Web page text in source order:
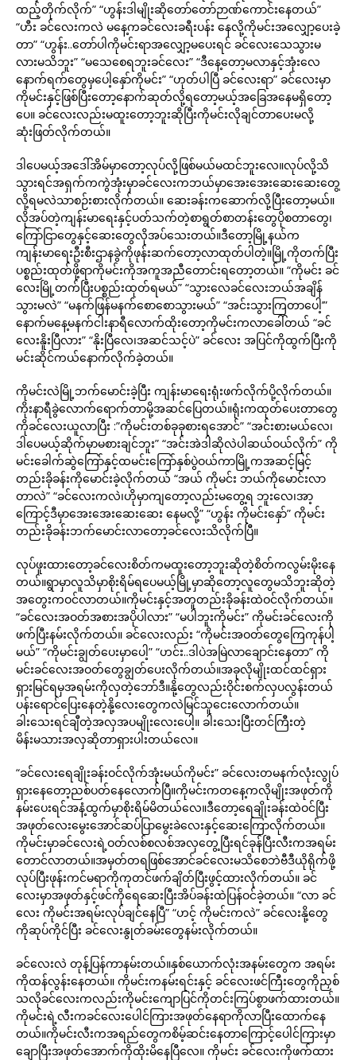
ထည့်တိုက်လိုက်” “ဟွန်းဒါမျိုးဆိုတော်တော်ဉာဏ်ကောင်းနေတယ်”
“ဟီး ခင်လေးကလဲ မနေ့ကခင်လေးခရီးပန်း နေလို့ကိုမင်းအလျှော့ပေးခဲ့
တာ” “ဟွန်း..တော်ပါကိုမင်းရာအလျှော့မပေးရင် ခင်လေးသေသွားမ
လားမသိဘူး” “မသေစေရဘူးခင်လေး” “ဒီနေ့တော့မလာနှင့်အုံးလေ
နောက်ရက်တွေမှပေါ့နှော်ကိုမင်း” “ဟုတ်ပါပြီ ခင်လေးရာ” ခင်လေးမှာ
ကိုမင်းနှင့်ဖြစ်ပြီးတော့နောက်ဆုတ်လို့ရတော့မယ့်အခြေအနေမရှိတော့
ပေ။ ခင်လေးလည်းမထူးတော့ဘူးဆိုပြီးကိုမင်းလိုချင်တာပေးမလို့
ဆုံးဖြတ်လိုက်တယ်။
ဒါပေမယ့်အဒေါ်အိမ်မှာတော့လုပ်လို့ဖြစ်မယ်မထင်ဘူးလေ။လုပ်လို့သိ
သွားရင်အရှက်ကကွဲအုံးမှာခင်လေးကဘယ်မှာအေးအေးဆေးဆေးတွေ့
လို့ရမလဲသာစဉ်းစားလိုက်တယ်။ ဆေးခန်းကဆောက်လို့ပြီးတော့မယ်။
လိုအပ်တဲ့ကျန်းမာရေးနှင့်ပတ်သက်တဲ့စာရွတ်စာတန်းတွေပိုစတာတွေ၊
ကြော်ငြာတွေနှင့်ဆေးတွေလိုအပ်သေးတယ်။ဒီတော့မြို့နယ်က
ကျန်းမာရေးဦးစီးဌာနခွဲကိုဖုန်းဆက်တော့လာထုတ်ပါတဲ့။မြို့ကိုတက်ပြီး
ပစ္စည်းထုတ်ဖို့ရာကိုမင်းကိုအကူအညီတောင်းရတော့တယ်။ “ကိုမင်း ခင်
လေးမြို့တက်ပြီးပစ္စည်းထုတ်ရမယ်” “သွားလေခင်လေးဘယ်အချိန်
သွားမလဲ” “မနက်ဖြန်မနက်စောစောသွားမယ်” “အင်းသွားကြတာပေါ့’”
နောက်မနေ့မနက်ငါးနာရီလောက်ထိုးတော့ကိုမင်းကလာခေါ်တယ် “ခင်
လေးနိူးပြီလား” “နိုးပြီလေ၊အဆင်သင့်ပဲ” ခင်လေး အပြင်ကိုထွက်ပြီးကို
မင်းဆိုင်ကယ်နောက်လိုက်ခဲ့တယ်။
ကိုမင်းလဲမြို့ဘက်မောင်းခဲ့ပြီး ကျန်းမာရေးရုံးဖက်လိုက်ပို့လိုက်တယ်။
ကိုးနာရီခွဲလောက်ရောက်တာမို့အဆင်ပြေတယ်။ရုံးကထုတ်ပေးတာတွေ
ကိုခင်လေးယူလာပြီး :”ကိုမင်းတစ်ခုခုစားရအောင်” “အင်းစားမယ်လေ၊
ဒါပေမယ့်ဆိုက်မှာမစားချင်ဘူး” “အင်းအဲဒါဆိုလဲပါဆယ်ဝယ်လိုက်” ကို
မင်းခေါက်ဆွဲကြော်နှင့်ထမင်းကြော်နှစ်ပွဲဝယ်ကာမြို့ကအဆင့်မြင့်
တည်းခိုခန်းကိုမောင်းခဲ့လိုက်တယ် “အယ် ကိုမင်း ဘယ်ကိုမောင်းလာ
တာလဲ” “ခင်လေးကလဲ၊ဟိုမှာကျတော့လည်းမတွေ့ရ ဘူးလေ၊အာ့
ကြောင့်ဒီမှာအေးအေးဆေးဆေး နေမလို့” “ဟွန်း ကိုမင်းနှော်” ကိုမင်း
တည်းခိုခန်းဘက်မောင်းလာတော့ခင်လေးသိလိုက်ပြီ။
လုပ်ဖူးထားတော့ခင်လေးစိတ်ကမထူးတော့ဘူးဆိုတဲ့စိတ်ကလွမ်းမိုးနေ
တယ်။ရွာမှာလူသိမှာစိုးရိမ်ရပေမယ့်မြို့မှာဆိုတော့လူတွေမသိဘူးဆိုတဲ့
အတွေးကဝင်လာတယ်။ကိုမင်းနှင့်အတူတည်းခိုခန်းထဲဝင်လိုက်တယ်။
“ခင်လေးအဝတ်အစားအပိုပါလား” “မပါဘူးကိုမင်း” ကိုမင်းခင်လေးကို
ဖက်ပြီးနမ်းလိုက်တယ်။ ခင်လေးလည်း “ကိုမင်းအဝတ်တွေကြေကုန်ပါ့
မယ်” “ကိုမင်းချွတ်ပေးမှာပေါ့” “ဟင်း..ဒါပဲအမြဲလာချောင်းနေတာ” ကို
မင်းခင်လေးအဝတ်တွေချွတ်ပေးလိုက်တယ်။အခုလိုမျိုးထင်ထင်ရှား
ရှားမြင်ရမှအရမ်းကိုလှတဲ့ဘော်ဒီ။နို့တွေလည်းဝိုင်းစက်လှပလွန်းတယ်
ပန်းရောင်ပြေးနေတဲ့နို့လေးတွေကလဲမြင်သူငေးလောက်တယ်။
ခါးသေးရင်ချီတဲ့အလှအပမျိုးလေးပေါ့။ ခါးသေးပြီးတင်ကြီးတဲ့
မိန်းမသားအလှဆိုတာရှားပါးတယ်လေ။
“ခင်လေးရေချိုးခန်းဝင်လိုက်အုံးမယ်ကိုမင်း” ခင်လေးတမနက်လုံးလွုပ်
ရှားနေတော့ညစ်ပတ်နေလောက်ပြီ။ကိုမင်းကတနေ့ကလိုမျိုးအဖုတ်ကို
နမ်းပေးရင်အနံ့ထွက်မှာစိုးရိမ်မိတယ်လေ။ဒီတော့ရေချိုးခန်းထဲဝင်ပြီး
အဖုတ်လေးမွေးအောင်ဆပ်ပြာမွေးခဲလေးနှင့်ဆေးကြောလိုက်တယ်။
ကိုမင်းမှာခင်လေးရဲ့ဝတ်လစ်စလစ်အလှတွေ့ပြီးရင်ခုန်ပြီးလီးကအရမ်း
တောင်လာတယ်။အမှတ်တရဖြစ်အောင်ခင်လေးမသိစေဘဲဗီဒီယိုရိုက်ဖို့
လုပ်ပြီးဖုန်းကင်မရာကိုကုတင်ဖက်ချိတ်ပြီးဖွင့်ထားလိုက်တယ်။ ခင်
လေးမှာအဖုတ်နှင့်ဖင်ကိုရေဆေးပြီးအိပ်ခန်းထဲပြန်ဝင်ခဲ့တယ်။ “လာ ခင်
လေး ကိုမင်းအရမ်းလုပ်ချင်နေပြီ” “ဟင့် ကိုမင်းကလဲ” ခင်လေးနို့တွေ
ကိုဆုပ်ကိုင်ပြီး ခင်လေးနွုတ်ခမ်းတွေနမ်းလိုက်တယ်။
ခင်လေးလဲ တုန့်ပြန်ကာနမ်းတယ်။နှစ်ယောက်လုံးအနမ်းတွေက အရမ်း
ကိုထန်လွန်းနေတယ်။ ကိုမင်းကနမ်းရင်းနှင့် ခင်လေးဖင်ကြီးတွေကိုညှစ်
သလိုခင်လေးကလည်းကိုမင်းကျောပြင်ကိုတင်းကြပ်စွာဖက်ထားတယ်။
ကိုမင်းရဲ့လီးကခင်လေးပေါင်ကြားအဖုတ်နေရာကိုလာပြီးထောက်နေ
တယ်။ကိုမင်းလီးကအရည်တွေကစိမ့်ဆင်းနေတာကြောင့်ပေါင်ကြားမှာ
ချောပြီးအဖုတ်အောက်ကိုထိုးမိနေပြီလေ။ ကိုမင်း ခင်လေးကိုဖက်ထား